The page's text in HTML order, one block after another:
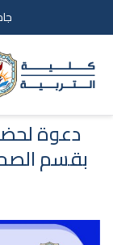
دعوة
بقسم